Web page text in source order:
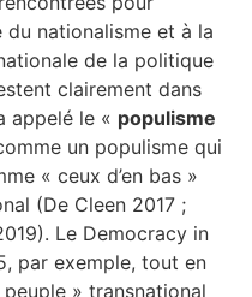
du nationalisme et à la
de la politique
clairement dans
appelé le « populisme
un populisme qui
« ceux d’en bas »
(De Cleen 2017 ;
Le Democracy in
par exemple, tout en
» transnational